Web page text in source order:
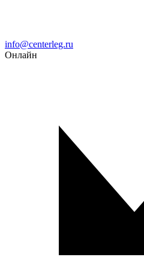
Email
info@centerleg.ru
Онлайн